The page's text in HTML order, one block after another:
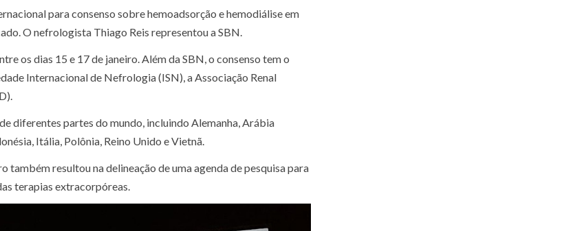
para consenso sobre hemoadsorção e hemodiálise em
O nefrologista Thiago Reis representou a SBN.
os dias 15 e 17 de janeiro. Além da SBN, o consenso tem o
Internacional de Nefrologia (ISN), a Associação Renal
diferentes partes do mundo, incluindo Alemanha, Arábia
Itália, Polônia, Reino Unido e Vietnã.
resultou na delineação de uma agenda de pesquisa para
terapias extracorpóreas.